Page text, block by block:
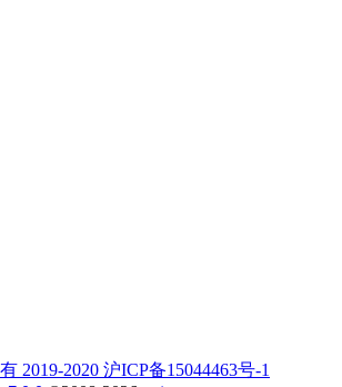
2019-2020 沪ICP备15044463号-1